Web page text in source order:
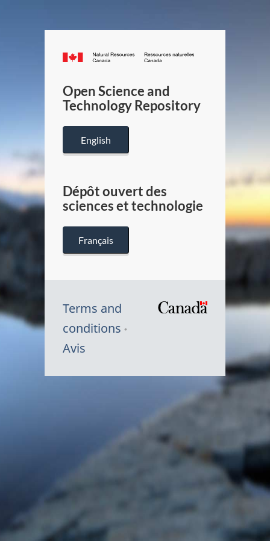
Canada.ca
/
Canada
Open Science and
Technology Repository
English
Dépôt ouvert des
sciences et technologie
Français
Terms and
conditions
Avis
du